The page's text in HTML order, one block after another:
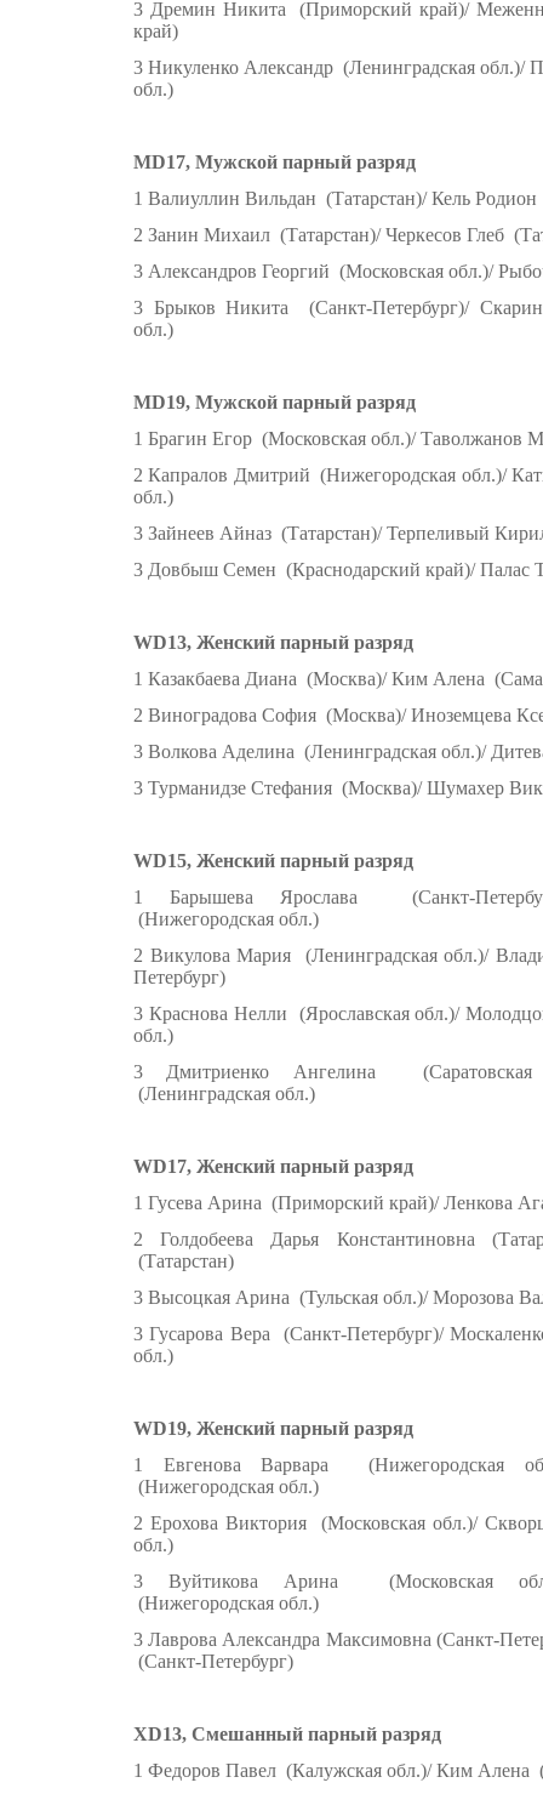
3 Дремин Никита (Приморский край)/
край)
3 Никуленко Александр (Ленинградская обл.)/
обл.)
MD17, Мужской парный разряд
1 Валиуллин Вильдан (Татарстан)/ Кель
2 Занин Михаил (Татарстан)/ Черкесов Глеб
3 Александров Георгий (Московская обл.)/
3 Брыков Никита (Санкт-Петербург)/
обл.)
MD19, Мужской парный разряд
1 Брагин Егор (Московская обл.)/ Таволжанов
2 Капралов Дмитрий (Нижегородская обл.)/
обл.)
3 Зайнеев Айназ (Татарстан)/ Терпеливый
3 Довбыш Семен (Краснодарский край)/ Палас
WD13, Женский парный разряд
1 Казакбаева Диана (Москва)/ Ким Алена
2 Виноградова София (Москва)/ Иноземцева
3 Волкова Аделина (Ленинградская обл.)/
3 Турманидзе Стефания (Москва)/ Шумахер
WD15, Женский парный разряд
1 Барышева Ярослава (Санкт-
(Нижегородская обл.)
2 Викулова Мария (Ленинградская обл.)/
Петербург)
3 Краснова Нелли (Ярославская обл.)/
обл.)
3 Дмитриенко Ангелина
(Ленинградская обл.)
WD17, Женский парный разряд
1 Гусева Арина (Приморский край)/ Ленкова
2 Голдобеева Дарья Константиновна
(Татарстан)
3 Высоцкая Арина (Тульская обл.)/ Морозова
3 Гусарова Вера (Санкт-Петербург)/
обл.)
WD19, Женский парный разряд
1 Евгенова Варвара (Нижегородская
(Нижегородская обл.)
2 Ерохова Виктория (Московская обл.)/
обл.)
3 Вуйтикова Арина (Московская
(Нижегородская обл.)
3 Лаврова Александра Максимовна (Санкт-
(Санкт-Петербург)
XD13, Смешанный парный разряд
1 Федоров Павел (Калужская обл.)/ Ким Алена